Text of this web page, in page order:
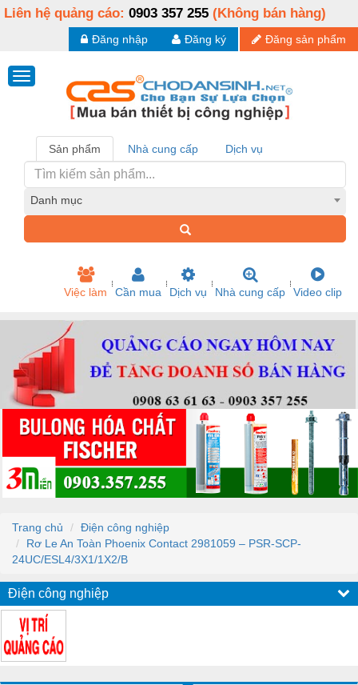
Liên hệ quảng cáo: 0903 357 255 (Không bán hàng)
Đăng sản phẩm
Đăng ký
Đăng nhập
Sản phẩm Nhà cung cấp Dịch vụ
Danh mục
Việc làm Cần mua Dịch vụ Nhà cung cấp Video clip
Trang chủ
Điện công nghiệp
Rơ Le An Toàn Phoenix Contact 2981059 – PSR-SCP-
24UC/ESL4/3X1/1X2/B
Điện công nghiệp